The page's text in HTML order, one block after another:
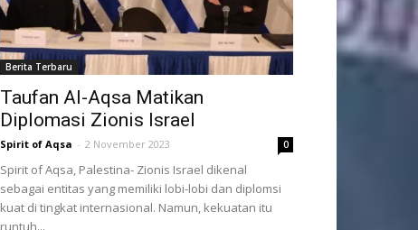
Berita Terbaru
Taufan Al-Aqsa Matikan
Diplomasi Zionis Israel
Spirit of Aqsa - 2 November 2023 0
Spirit of Aqsa, Palestina- Zionis Israel dikenal
sebagai entitas yang memiliki lobi-lobi dan diplomsi
kuat di tingkat internasional. Namun, kekuatan itu
runtuh...